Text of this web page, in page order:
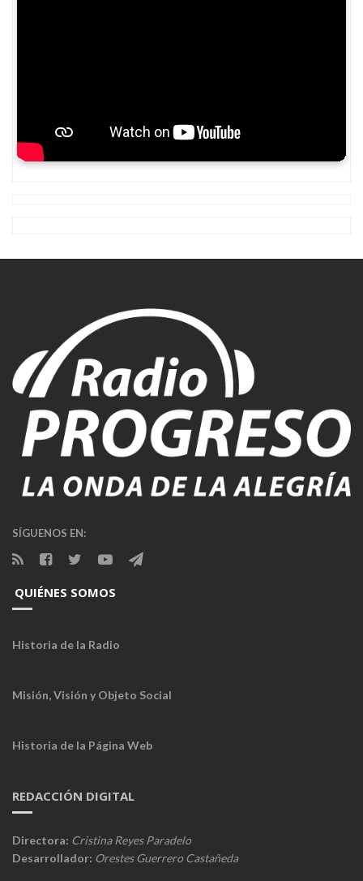
SÍGUENOS EN:
QUIÉNES SOMOS
Historia de la Radio
Misión, Visión y Objeto Social
Historia de la Página Web
REDACCIÓN DIGITAL
Directora: Cristina Reyes Paradelo
Desarrollador: Orestes Guerrero Castañeda